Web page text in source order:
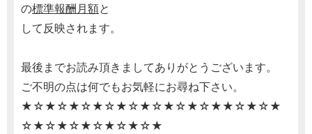
の標準報酬月額と
して反映されます。
最後までお読み頂きましてありがとうございます。
ご不明の点は何でもお気軽にお尋ね下さい。
★☆★☆★☆★☆★☆★☆★☆★☆★★☆★☆★
☆★☆★☆★☆★☆★☆★